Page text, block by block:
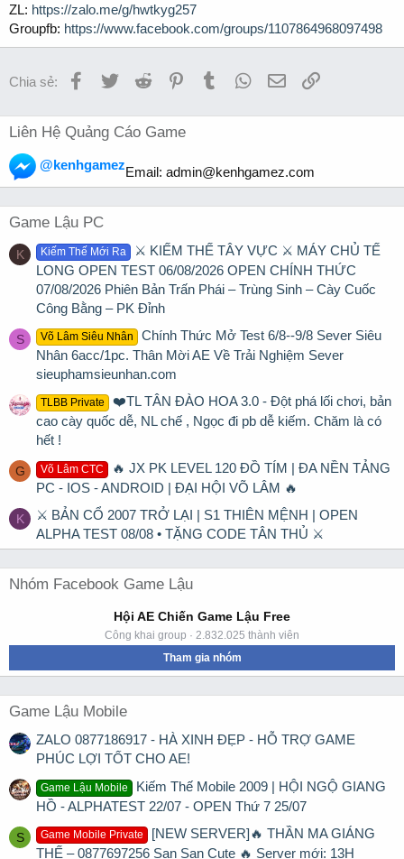
ZL: https://zalo.me/g/hwtkyg257
Groupfb: https://www.facebook.com/groups/1107864968097498
Chia sẻ: Facebook
TwitterReddit PinterestTumblrWhatsApp
EmailLink
Liên Hệ Quảng Cáo Game
@kenhgamezEmail: admin@kenhgamez.com
Game Lậu PC
K Kiếm Thế Mới Ra
⚔️ KIẾM THẾ TÂY VỰC ⚔️ MÁY CHỦ TẾ
LONG OPEN TEST 06/08/2026 OPEN CHÍNH THỨC
07/08/2026 Phiên Bản Trấn Phái – Trùng Sinh – Cày Cuốc
Công Bằng – PK Đỉnh
S Võ Lâm Siêu Nhân
Chính Thức Mở Test 6/8--9/8 Sever Siêu
Nhân 6acc/1pc. Thân Mời AE Về Trải Nghiệm Sever
sieuphamsieunhan.com
TLBB Private
❤️TL TÂN ĐÀO HOA 3.0 - Đột phá lối chơi, bản
cao cày quốc dễ, NL chế , Ngọc đi pb dễ kiếm. Chăm là có
hết !
G Võ Lâm CTC
🔥 JX PK LEVEL 120 ĐỒ TÍM | ĐA NỀN TẢNG
PC - IOS - ANDROID | ĐẠI HỘI VÕ LÂM 🔥
K
⚔ BẢN CỔ 2007 TRỞ LẠI | S1 THIÊN MỆNH | OPEN
ALPHA TEST 08/08 • TẶNG CODE TÂN THỦ ⚔
Nhóm Facebook Game Lậu
Hội AE Chiến Game Lậu Free
Công khai group · 2.832.025 thành viên
Tham gia nhóm
Game Lậu Mobile
ZALO 0877186917 - HÀ XINH ĐẸP - HỖ TRỢ GAME
PHÚC LỢI TỐT CHO AE!
Game Lậu Mobile
Kiếm Thế Mobile 2009 | HỘI NGỘ GIANG
HỒ - ALPHATEST 22/07 - OPEN Thứ 7 25/07
S Game Mobile Private
[NEW SERVER]🔥 THẦN MA GIÁNG
THẾ – 0877697256 San San Cute 🔥 Server mới: 13H